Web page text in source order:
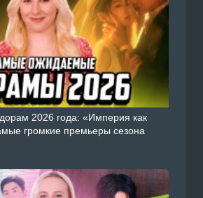
2026 года: «Империя как
громкие премьеры сезона